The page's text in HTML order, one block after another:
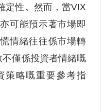
定性。然而，當VIX
可能預示著市場即
情緒往往係市場轉
僅係投資者情緒嘅
策略嘅重要參考指